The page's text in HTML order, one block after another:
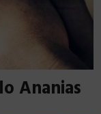
Ananias